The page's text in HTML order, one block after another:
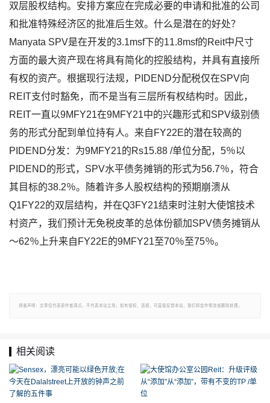
双层股权结构。安排方案应在完成必要的申请和批准的公司
和批准特殊经济区的批准后生效。什么是潜在的好处？
Manyata SPV是在开发的3.1msf下的11.8msf的Reit中尺寸
方面的最大资产现在将具有简化的控股结构，并具有直接所
有权的资产。根据现行法规，PIDEND分配税仅在SPV向
REIT支付时豁免，而不是当有三层所有权结构时。因此，
REIT一直以9MFY21在9MFY21中的兴趣形式和SPV级别债
务的形式分配到单位持有人。来自FY22E的潜在较高的
PIDEND分发：为9MFY21的Rs15.88 /单位分配，5％以
PIDEND的形式，SPV水平债务摊销的形式为56.7％，符合
其目标的38.2％。随着许多人股权结构的预期崩溃从
Q1FY22的双层结构，并在Q3FY21结束时注射大使馆技术
村资产，我们预计无免税皮革的总体份额加SPV债务摊销从
〜62％上升来自FY22E的9MFY21至70％至75％。
郑重声明：文章仅代表原作者观点，不代表本站立场；如有侵权、违规，可直接反馈本站，我们将会作修改或删除处理。
相关阅读